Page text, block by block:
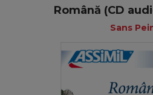
Română (CD
Sans